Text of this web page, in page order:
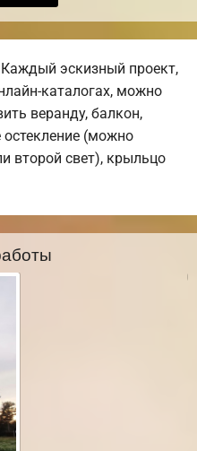
эскизный проект,
каталогах, можно
веранду, балкон,
остекление (можно
второй свет), крыльцо